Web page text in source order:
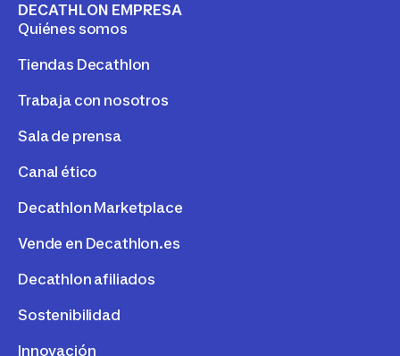
DECATHLON EMPRESA
Quiénes somos
Tiendas Decathlon
Trabaja con nosotros
Sala de prensa
Canal ético
Decathlon Marketplace
Vende en Decathlon.es
Decathlon afiliados
Sostenibilidad
Innovación